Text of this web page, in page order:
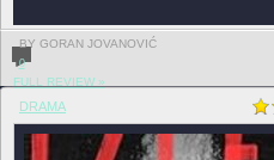
BY GORAN JOVANOVIĆ
0
FULL REVIEW »
DRAMA